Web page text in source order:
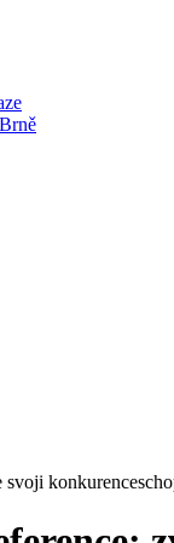
svoji